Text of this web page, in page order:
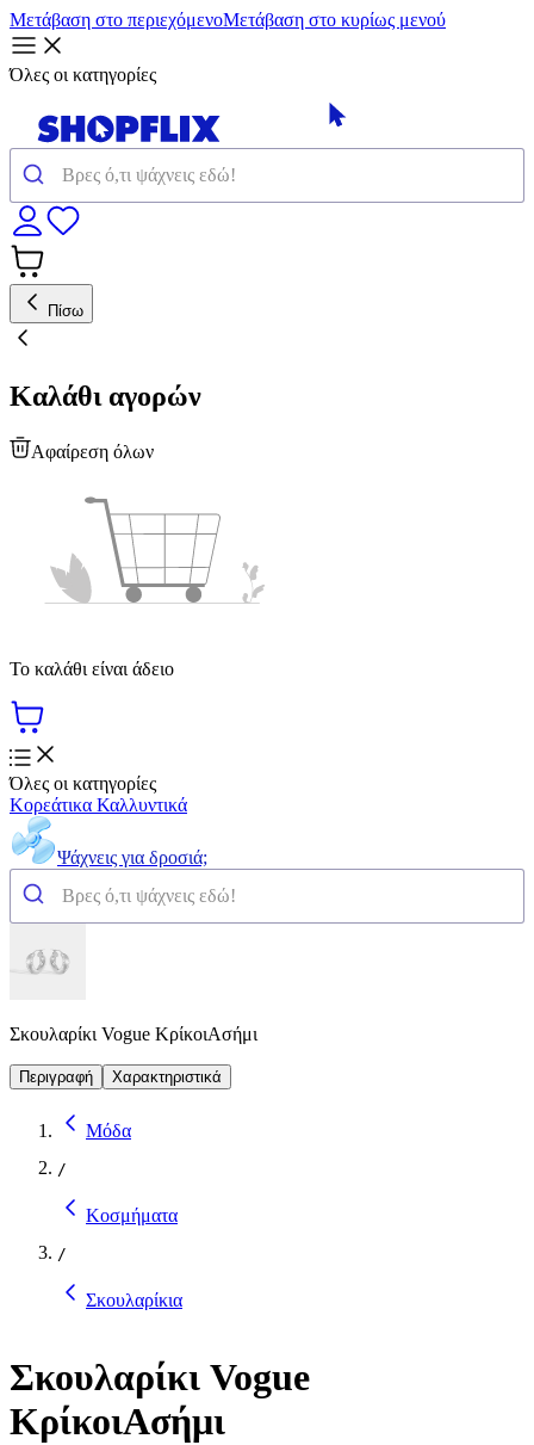
Μετάβαση στο περιεχόμενοΜετάβαση στο κυρίως μενού
Όλες οι κατηγορίες
Πίσω
Καλάθι αγορών
Αφαίρεση όλων
Το καλάθι είναι άδειο
Όλες οι κατηγορίες
Κορεάτικα Καλλυντικά
Ψάχνεις για δροσιά;
Σκουλαρίκι Vogue ΚρίκοιΑσήμι
Περιγραφή Χαρακτηριστικά
Μόδα
/
Κοσμήματα
/
Σκουλαρίκια
Σκουλαρίκι Vogue
ΚρίκοιΑσήμι